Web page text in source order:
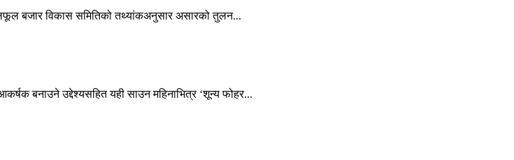
बजार विकास समितिको तथ्यांकअनुसार असारको तुलन...
बनाउने उद्देश्यसहित यही साउन महिनाभित्र ‘शून्य फोहर...